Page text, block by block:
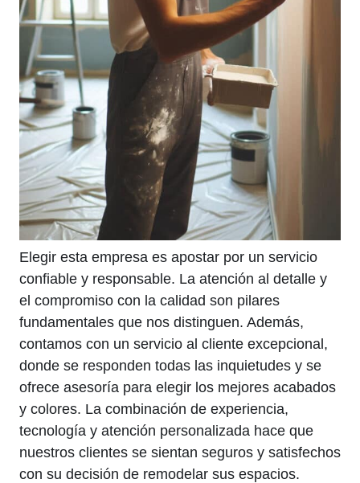
Elegir esta empresa es apostar por un servicio
confiable y responsable. La atención al detalle y
el compromiso con la calidad son pilares
fundamentales que nos distinguen. Además,
contamos con un servicio al cliente excepcional,
donde se responden todas las inquietudes y se
ofrece asesoría para elegir los mejores acabados
y colores. La combinación de experiencia,
tecnología y atención personalizada hace que
nuestros clientes se sientan seguros y satisfechos
con su decisión de remodelar sus espacios.